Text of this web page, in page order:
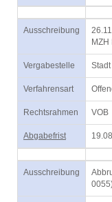
Ausschreibung
Vergabestelle Stadt
Verfahrensart
Rechtsrahmen VOB
Abgabefrist
Ausschreibung